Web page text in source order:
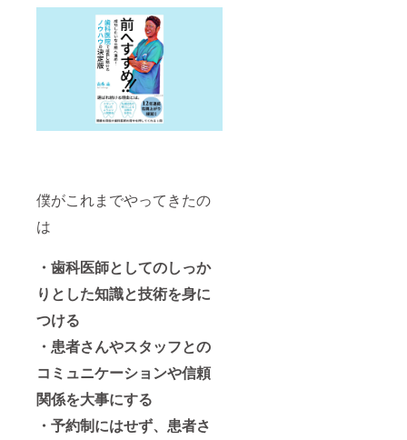
僕がこれまでやってきたの
は
・歯科医師としてのしっか
りとした知識と技術を身に
つける
・患者さんやスタッフとの
コミュニケーションや信頼
関係を大事にする
・予約制にはせず、患者さ